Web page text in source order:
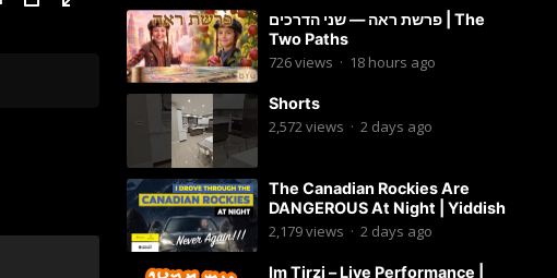
פרשת ראה — שני הדרכים | The
Two Paths
726views · 18 hours ago
Shorts
2,572views · 2 days ago
The Canadian Rockies Are
DANGEROUS At Night | Yiddish
2,179views · 2 days ago
Im Tirzi – Live Performance |